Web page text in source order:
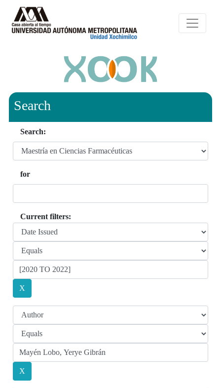
Search
Search:
for
Current filters: